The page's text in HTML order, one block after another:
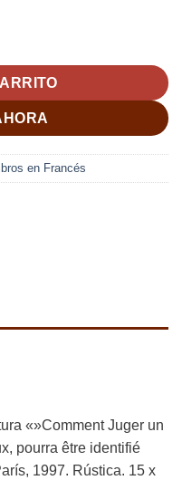
en Francés
«»Comment Juger un
pourra être identifié
1997. Rústica. 15 x